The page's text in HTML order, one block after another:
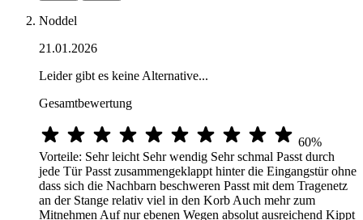
Noddel
21.01.2026
Leider gibt es keine Alternative...
Gesamtbewertung
60%
Vorteile: Sehr leicht Sehr wendig Sehr schmal Passt durch
jede Tür Passt zusammengeklappt hinter die Eingangstür ohne
dass sich die Nachbarn beschweren Passt mit dem Tragenetz
an der Stange relativ viel in den Korb Auch mehr zum
Mitnehmen Auf nur ebenen Wegen absolut ausreichend Kippt